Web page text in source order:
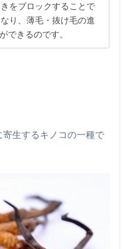
をブロックすることで
り、薄毛・抜け毛の進
できるのです。
生するキノコの一種で